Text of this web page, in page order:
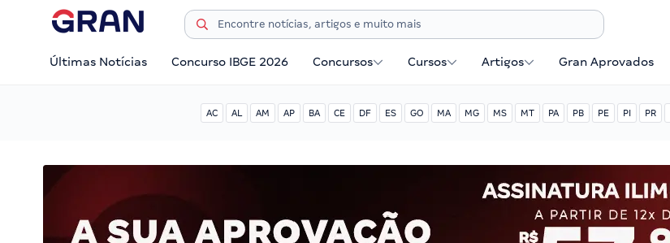
Últimas Notícias Concurso IBGE 2026 Concursos Cursos Artigos Gran Aprovados
AC AL AM AP BA CE DF ES GO MA MG MS MT PA PB PE PI PR